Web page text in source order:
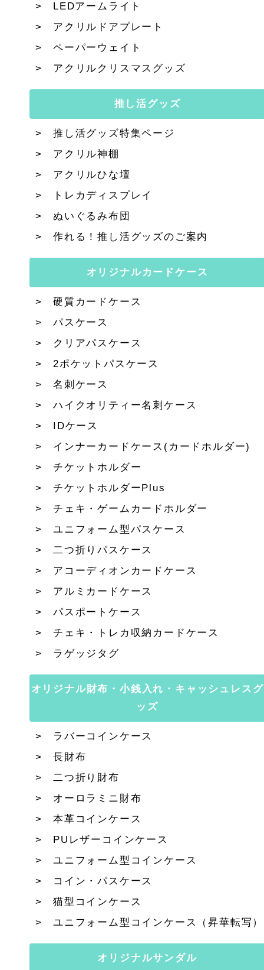
LEDアームライト
アクリルドアプレート
ペーパーウェイト
アクリルクリスマスグッズ
推し活グッズ
推し活グッズ特集ページ
アクリル神棚
アクリルひな壇
トレカディスプレイ
ぬいぐるみ布団
作れる！推し活グッズのご案内
オリジナルカードケース
硬質カードケース
パスケース
クリアパスケース
2ポケットパスケース
名刺ケース
ハイクオリティー名刺ケース
IDケース
インナーカードケース(カードホルダー)
チケットホルダー
チケットホルダーPlus
チェキ・ゲームカードホルダー
ユニフォーム型パスケース
二つ折りパスケース
アコーディオンカードケース
アルミカードケース
パスポートケース
チェキ・トレカ収納カードケース
ラゲッジタグ
オリジナル財布・小銭入れ・キャッシュレスグ
ッズ
ラバーコインケース
長財布
二つ折り財布
オーロラミニ財布
本革コインケース
PUレザーコインケース
ユニフォーム型コインケース
コイン・パスケース
猫型コインケース
ユニフォーム型コインケース（昇華転写）
オリジナルサンダル